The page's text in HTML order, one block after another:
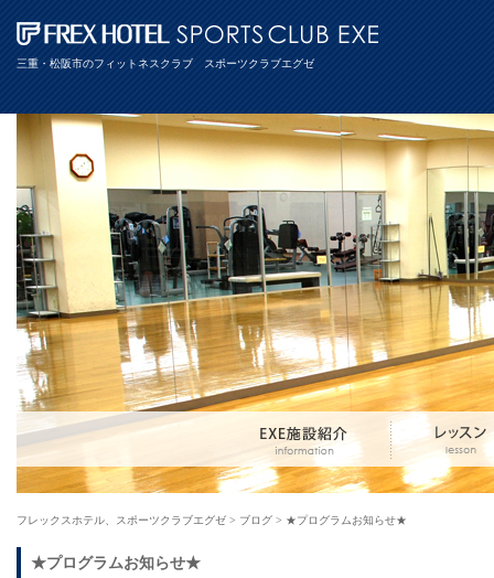
三重・松阪市のフィットネスクラブ スポーツクラブエグゼ
フレックスホテル、スポーツクラブエグゼ > ブログ > ★プログラムお知らせ★
★プログラムお知らせ★